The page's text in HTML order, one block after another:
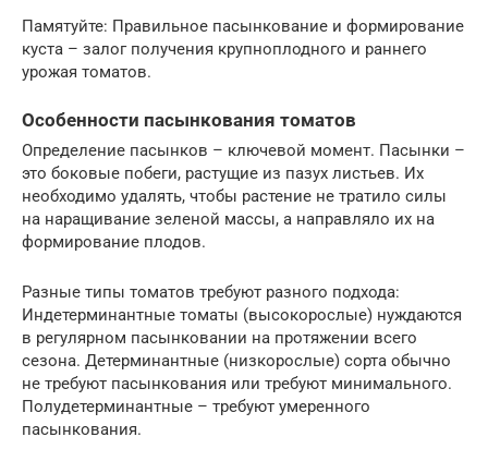
Памятуйте: Правильное пасынкование и формирование
куста – залог получения крупноплодного и раннего
урожая томатов.
Особенности пасынкования томатов
Определение пасынков – ключевой момент. Пасынки –
это боковые побеги, растущие из пазух листьев. Их
необходимо удалять, чтобы растение не тратило силы
на наращивание зеленой массы, а направляло их на
формирование плодов.
Разные типы томатов требуют разного подхода:
Индетерминантные томаты (высокорослые) нуждаются
в регулярном пасынковании на протяжении всего
сезона. Детерминантные (низкорослые) сорта обычно
не требуют пасынкования или требуют минимального.
Полудетерминантные – требуют умеренного
пасынкования.